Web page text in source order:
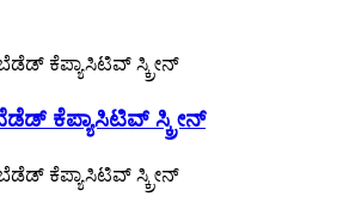
ಕೆಪ್ಯಾಸಿಟಿವ್ ಸ್ಕ್ರೀನ್